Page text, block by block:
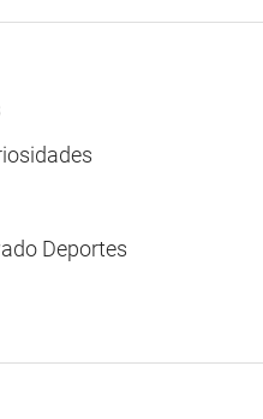
Deportes